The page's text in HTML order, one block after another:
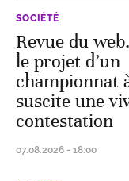
SOCIÉTÉ
Revue du
le projet d’un
championnat
suscite une
contestation
07.08.2026 - 18:00